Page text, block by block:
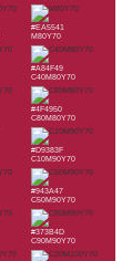
#EA5541
M80Y70
#A84F49
C40M80Y70
#4F4950
C80M80Y70
#D9383F
C10M90Y70
#943A47
C50M90Y70
#373B4D
C90M90Y70